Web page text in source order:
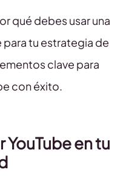
qué debes usar una
tu estrategia de
clave para
con éxito.
en tu